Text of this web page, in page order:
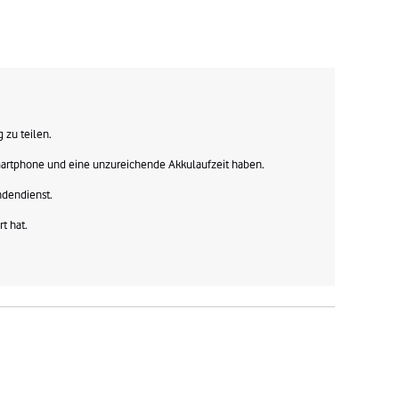
zu teilen.
und eine unzureichende Akkulaufzeit haben.
hat.